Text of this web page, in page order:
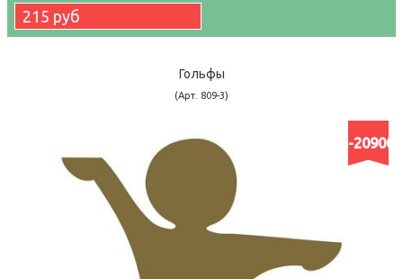
215 руб
Гольфы
(Арт. 809-3)
-